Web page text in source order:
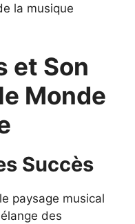
la musique
et Son
Monde
Succès
paysage musical
des